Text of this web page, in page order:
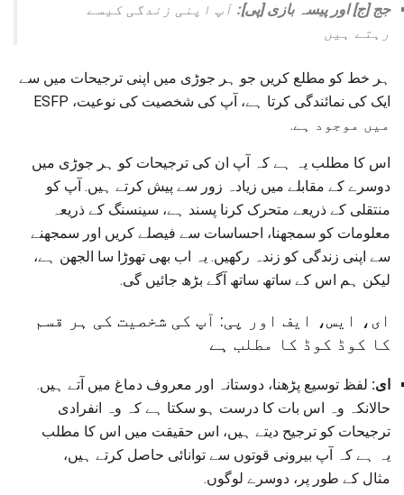
جج [ج] اور پیسہ بازی [پی]: آپ اپنی زندگی کیسے
رہتے ہیں
ہر خط کو مطلع کریں جو ہر جوڑی میں اپنی ترجیحات میں سے
ایک کی نمائندگی کرتا ہے، آپ کی شخصیت کی نوعیت، ESFP
میں موجود ہے.
اس کا مطلب یہ ہے کہ آپ ان کی ترجیحات کو ہر جوڑی میں
دوسرے کے مقابلے میں زیادہ زور سے پیش کرتے ہیں. آپ کو
منتقلی کے ذریعے متحرک کرنا پسند ہے، سینسنگ کے ذریعہ
معلومات کو سمجھنا، احساسات سے فیصلے کریں اور سمجھنے
سے اپنی زندگی کو زندہ رکھیں. یہ اب بھی تھوڑا سا الجھن ہے،
لیکن ہم اس کے ساتھ ساتھ آگے بڑھ جائیں گی.
ای، ایس، ایف اور پی: آپ کی شخصیت کی ہر قسم
کا کوڈ کوڈ کا مطلب ہے
ای: لفظ توسیع پڑھنا، دوستانہ اور معروف دماغ میں آتے ہیں.
حالانکہ وہ اس بات کا درست ہو سکتا ہے کہ وہ انفرادی
ترجیحات کو ترجیح دیتے ہیں، اس حقیقت میں اس کا مطلب
یہ ہے کہ آپ بیرونی قوتوں سے توانائی حاصل کرتے ہیں،
مثال کے طور پر، دوسرے لوگوں.